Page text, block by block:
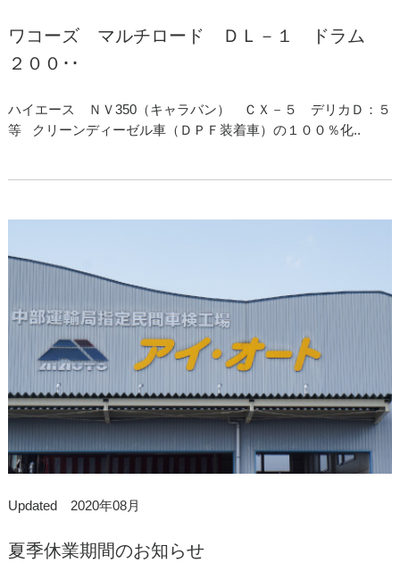
ワコーズ マルチロード ＤＬ－１ ドラム
２００･･
ハイエース ＮＶ350（キャラバン） ＣＸ－５ デリカＤ：５
等 クリーンディーゼル車（ＤＰＦ装着車）の１００％化..
Updated 2020年08月
夏季休業期間のお知らせ